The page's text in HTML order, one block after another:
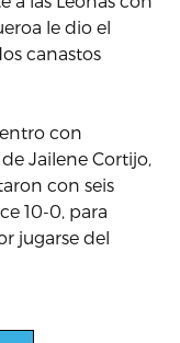
le dio el
canastos
con
Jailene Cortijo,
con seis
10-0, para
jugarse del